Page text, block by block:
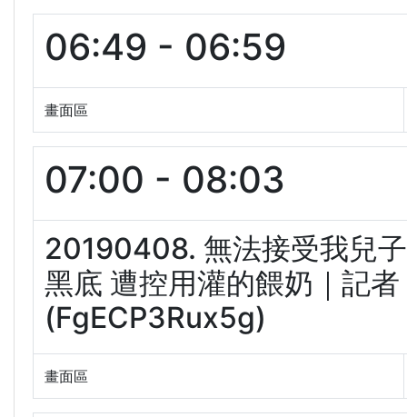
06:49 - 06:59
畫面區
07:00 - 08:03
20190408. 無法接受我兒
黑底 遭控用灌的餵奶｜記
(FgECP3Rux5g)
畫面區